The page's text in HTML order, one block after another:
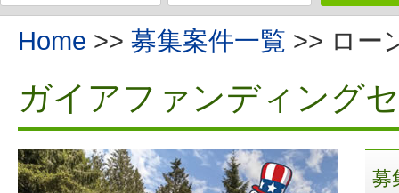
Home >> 募集案件一覧 >> ロー
ガイアファンディング
募